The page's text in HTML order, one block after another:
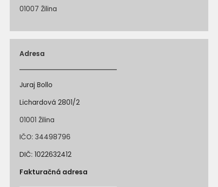
01007 Žilina
Adresa
Juraj Bollo
Lichardová 2801/2
01001 Žilina
IČO: 34498796
DIČ: 1022632412
Fakturačná adresa